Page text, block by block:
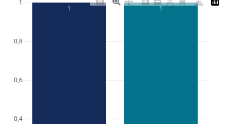
1 1
0,4
0,6
0,8
1